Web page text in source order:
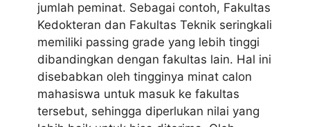
jumlah peminat. Sebagai contoh, Fakultas
Kedokteran dan Fakultas Teknik seringkali
memiliki passing grade yang lebih tinggi
dibandingkan dengan fakultas lain. Hal ini
disebabkan oleh tingginya minat calon
mahasiswa untuk masuk ke fakultas
tersebut, sehingga diperlukan nilai yang